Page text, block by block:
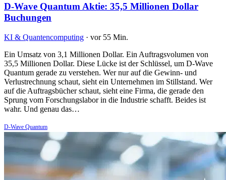
D-Wave Quantum Aktie: 35,5 Millionen Dollar
Buchungen
KI & Quantencomputing · vor 55 Min.
Ein Umsatz von 3,1 Millionen Dollar. Ein Auftragsvolumen von
35,5 Millionen Dollar. Diese Lücke ist der Schlüssel, um D-Wave
Quantum gerade zu verstehen. Wer nur auf die Gewinn- und
Verlustrechnung schaut, sieht ein Unternehmen im Stillstand. Wer
auf die Auftragsbücher schaut, sieht eine Firma, die gerade den
Sprung vom Forschungslabor in die Industrie schafft. Beides ist
wahr. Und genau das…
D-Wave Quantum